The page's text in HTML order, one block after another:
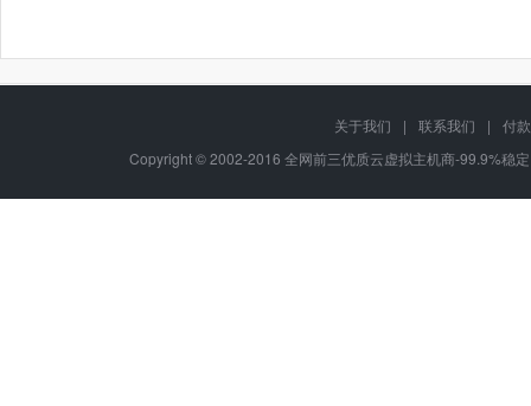
关于我们 | 联系我们 |
付
Copyright © 2002-2016 全网前三优质云虚拟主机商-99.9%稳